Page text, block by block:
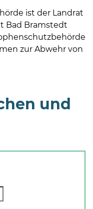
ist der Landrat
Bad Bramstedt
zur Abwehr von
und